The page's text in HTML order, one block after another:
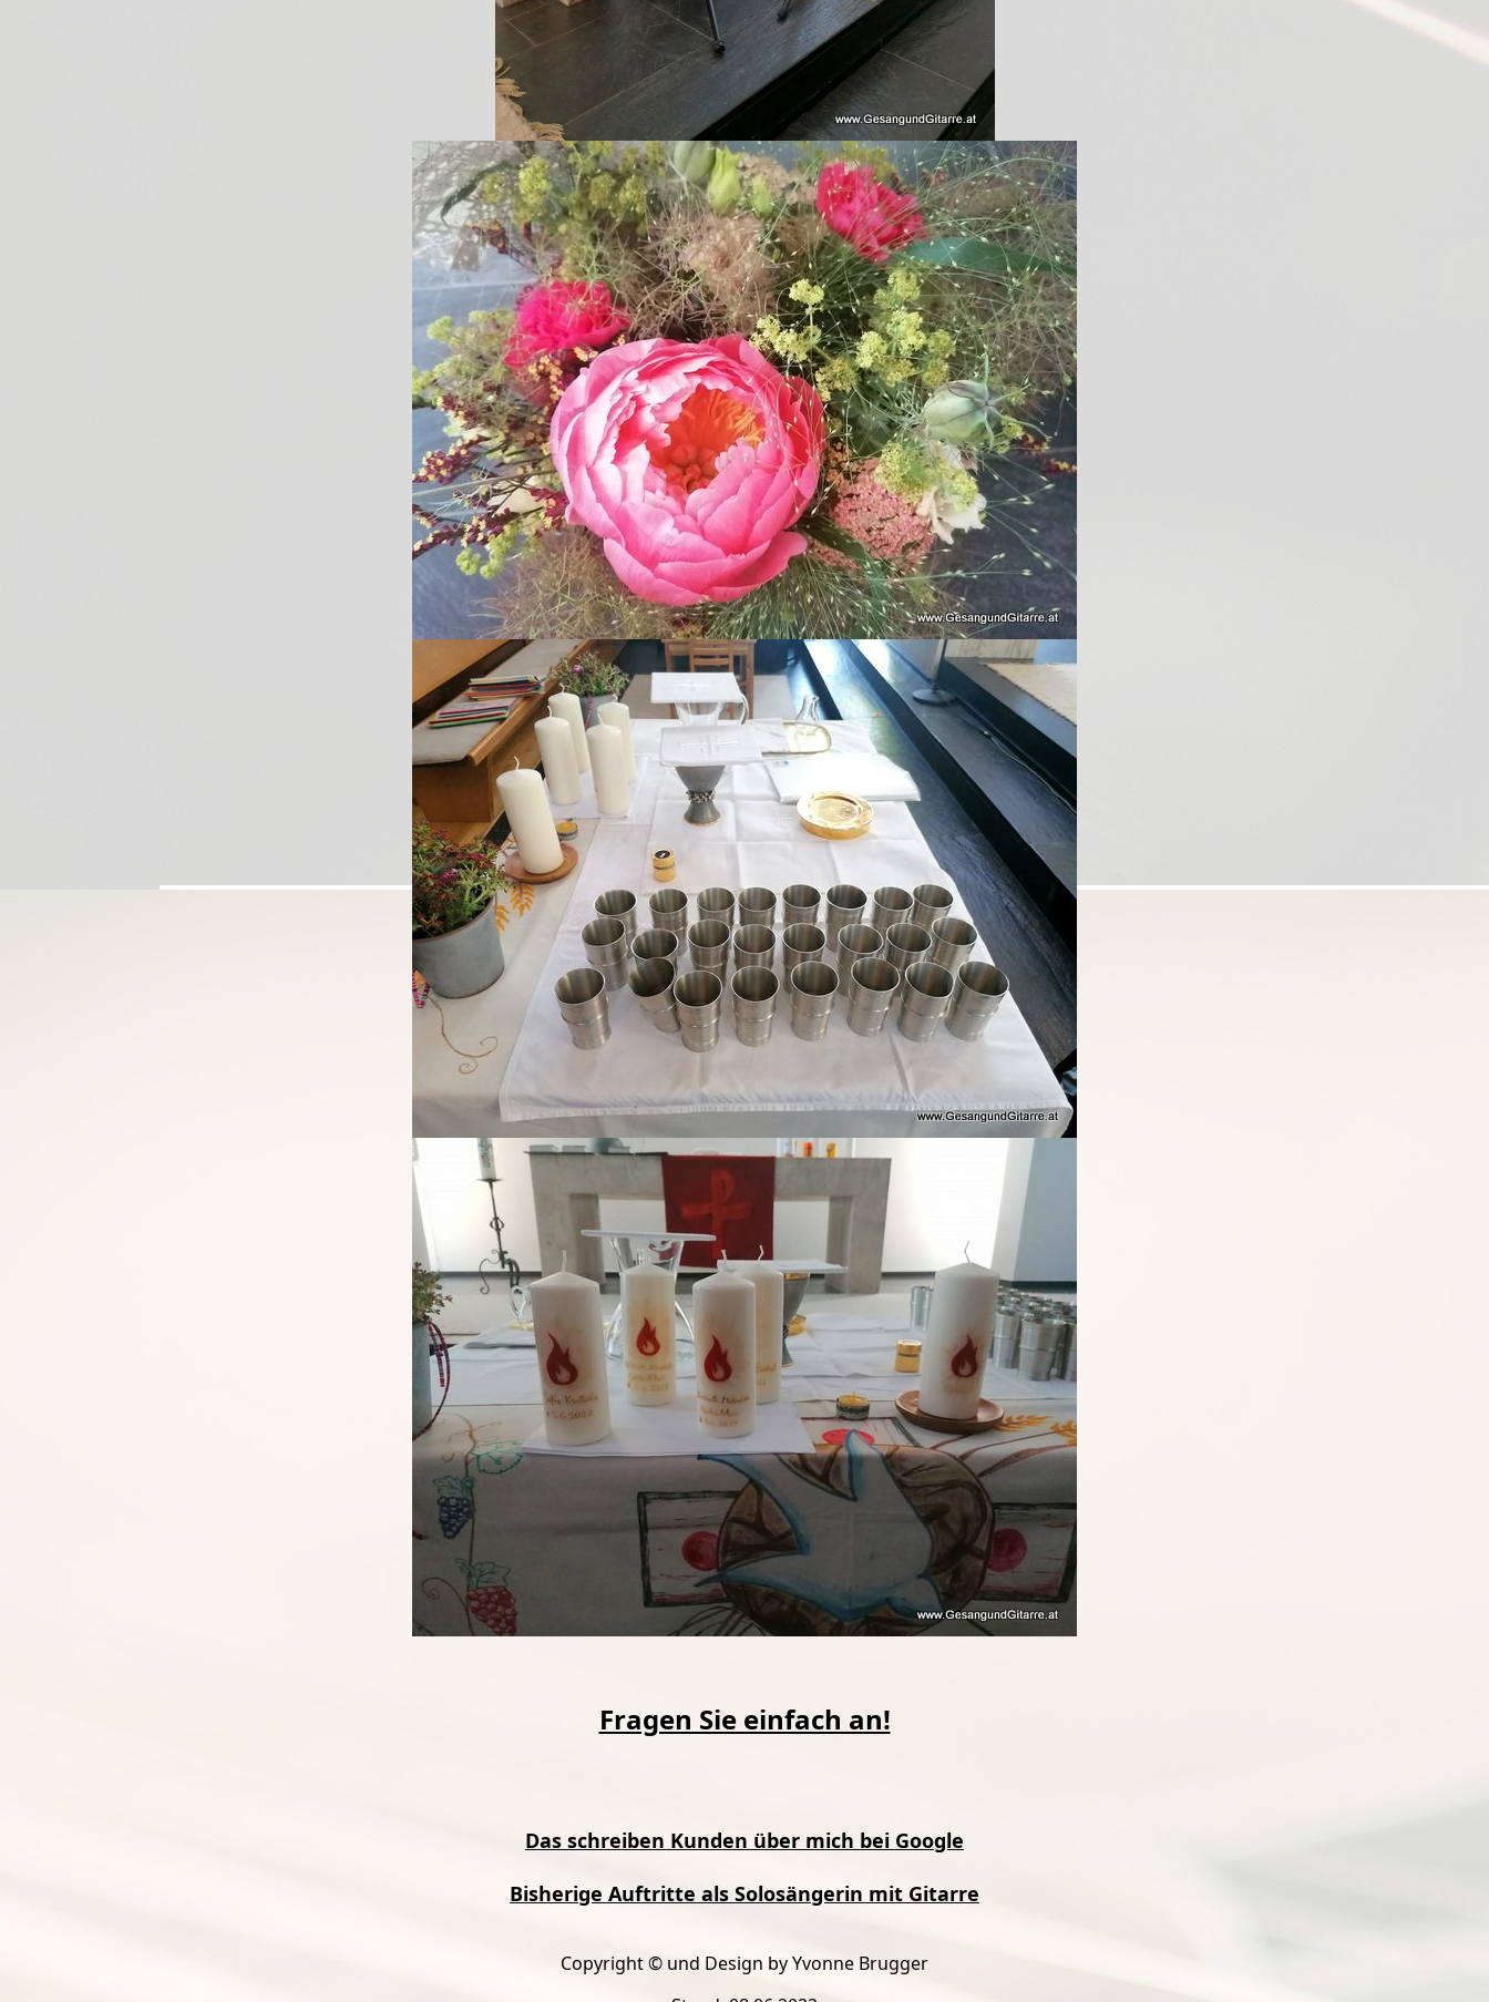
Fragen Sie einfach an!
Das schreiben Kunden über mich bei Google
Bisherige Auftritte als Solosängerin mit Gitarre
Copyright © und Design by Yvonne Brugger